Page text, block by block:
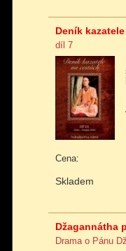
Deník
díl 7
Cena:
Skladem
Džagannátha
Drama o Pánu